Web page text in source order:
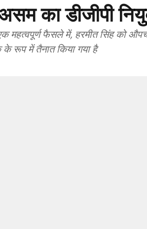
का डीजीपी
महत्वपूर्ण फैसले में, हरमीत सिंह को
रूप में तैनात किया गया है